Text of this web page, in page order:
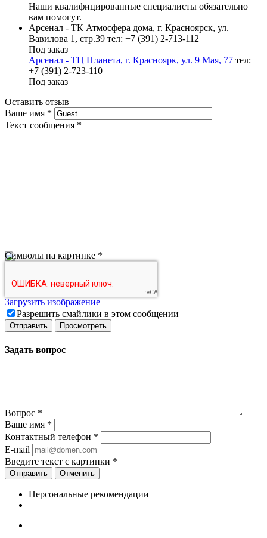
Наши квалифицированные специалисты обязательно
вам помогут.
Арсенал - ТК Атмосфера дома, г. Красноярск, ул.
Вавилова 1, стр.39 тел: +7 (391) 2-713-112
Под заказ
Арсенал - ТЦ Планета, г. Красноярк, ул. 9 Мая, 77 тел:
+7 (391) 2-723-110
Под заказ
Оставить отзыв
Ваше имя *
Текст сообщения *
Символы на картинке *
Загрузить изображение
Разрешить смайлики в этом сообщении
Задать вопрос
Вопрос *
Ваше имя *
Контактный телефон *
E-mail
Введите текст с картинки *
Отменить
Персональные рекомендации